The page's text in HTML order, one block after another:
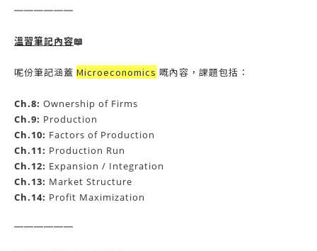
——————
溫習筆記內容📖
呢份筆記涵蓋 Microeconomics 嘅內容，課題包括：
Ch.8: Ownership of Firms
Ch.9: Production
Ch.10: Factors of Production
Ch.11: Production Run
Ch.12: Expansion / Integration
Ch.13: Market Structure
Ch.14: Profit Maximization
——————